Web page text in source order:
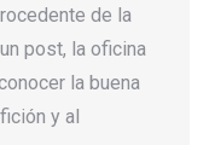
de la
post, la oficina
la buena
y al